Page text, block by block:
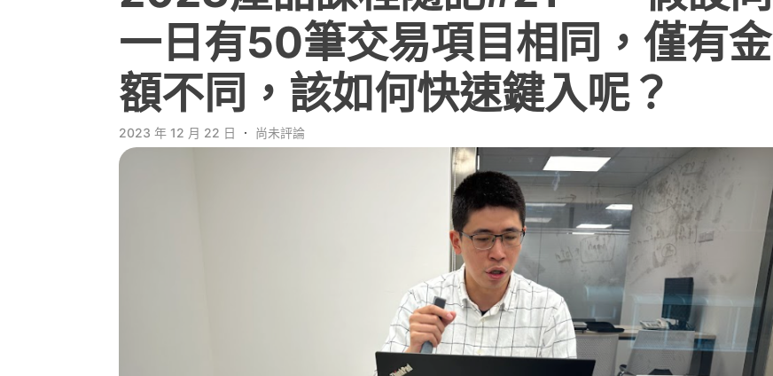
一日有50筆交易項目相同，僅有金
額不同，該如何快速鍵入呢？
2023 年 12 月 22 日 ． 尚未評論